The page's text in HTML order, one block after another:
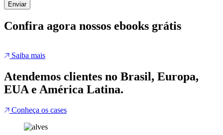
Enviar
Confira agora nossos ebooks grátis
Saiba mais
Atendemos clientes no Brasil, Europa,
EUA e América Latina.
Conheça os cases